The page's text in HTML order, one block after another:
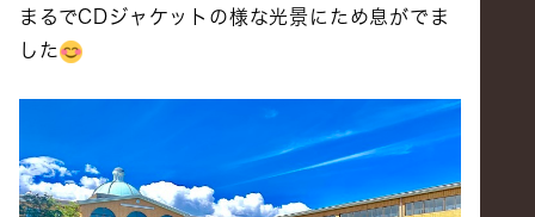
まるでCDジャケットの様な光景にため息がでま
した